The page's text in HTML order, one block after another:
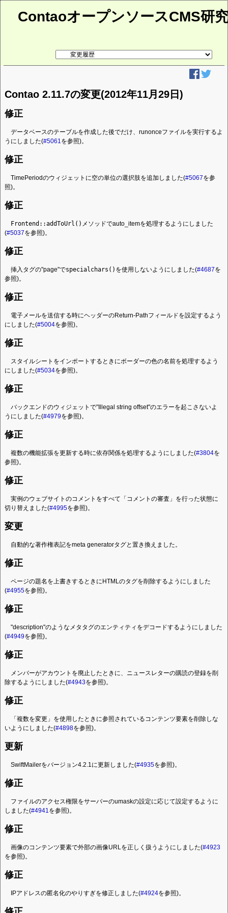
ContaoオープンソースCMS研
ジ
Contao 2.11.7の変更(2012年11月29日)
修正
データベースのテーブルを作成した後でだけ、runonceファイルを実行するよ
うにしました(#5061を参照)。
修正
TimePeriodのウィジェットに空の単位の選択肢を追加しました(#5067を参
照)。
修正
Frontend::addToUrl() メソッドでauto_itemを処理するようにしました
(#5037を参照)。
修正
挿入タグの"page"でspecialchars() を使用しないようにしました(#4687を
参照)。
修正
電子メールを送信する時にヘッダーのReturn-Pathフィールドを設定するよう
にしました(#5004を参照)。
修正
スタイルシートをインポートするときにボーダーの色の名前を処理するよう
にしました(#5034を参照)。
修正
バックエンドのウィジェットで"Illegal string offset"のエラーを起こさないよ
うにしました(#4979を参照)。
修正
複数の機能拡張を更新する時に依存関係を処理するようにしました(#3804を
参照)。
修正
実例のウェブサイトのコメントをすべて「コメントの審査」を行った状態に
切り替えました(#4995を参照)。
変更
自動的な著作権表記をmeta generatorタグと置き換えました。
修正
ページの題名を上書きするときにHTMLのタグを削除するようにしました
(#4955を参照)。
修正
"description"のようなメタタグのエンティティをデコードするようにしました
(#4949を参照)。
修正
メンバーがアカウントを廃止したときに、ニュースレターの購読の登録を削
除するようにしました(#4943を参照)。
修正
「複数を変更」を使用したときに参照されているコンテンツ要素を削除しな
いようにしました(#4898を参照)。
更新
SwiftMailerをバージョン4.2.1に更新しました(#4935を参照)。
修正
ファイルのアクセス権限をサーバーのumaskの設定に応じて設定するように
しました(#4941を参照)。
修正
画像のコンテンツ要素で外部の画像URLを正しく扱うようにしました(#4923
を参照)。
修正
IPアドレスの匿名化のやりすぎを修正しました(#4924を参照)。